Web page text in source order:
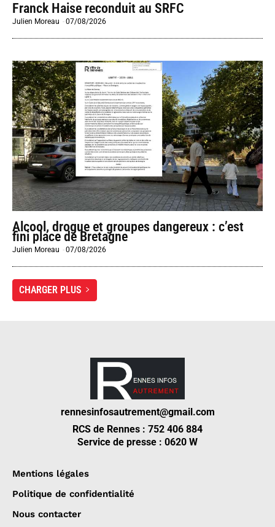
Franck Haise reconduit au SRFC
Julien Moreau -07/08/2026
Alcool, drogue et groupes dangereux : c’est
fini place de Bretagne
Julien Moreau -07/08/2026
CHARGER PLUS
rennesinfosautrement@gmail.com
RCS de Rennes : 752 406 884
Service de presse : 0620 W
Mentions légales
Politique de confidentialité
Nous contacter